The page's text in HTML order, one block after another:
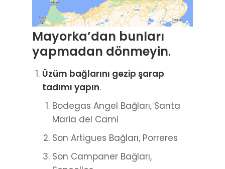
Mayorka’dan bunları
yapmadan dönmeyin.
Üzüm bağlarını gezip şarap
tadımı yapın.
Bodegas Angel Bağları, Santa
Maria del Cami
Son Artigues Bağları, Porreres
Son Campaner Bağları,